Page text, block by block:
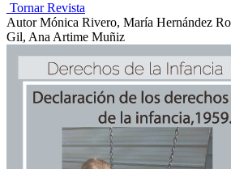
Tornar Revista
Autor Mónica Rivero, María Hernández
Gil, Ana Artime Muñiz